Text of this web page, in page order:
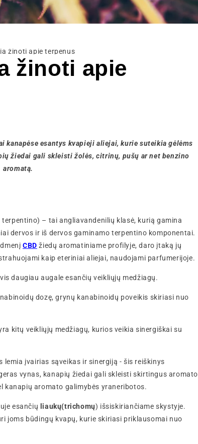
žinoti apie terpenus
žinoti apie
kanapėse esantys kvapieji aliejai, kurie suteikia gėlėms
žiedai gali skleisti žolės, citrinų, pušų ar net benzino
aromatą.
terpentino) – tai angliavandenilių klasė, kurią gamina
dervos ir iš dervos gaminamo terpentino komponentai.
CBD žiedų aromatiniame profilyje, daro įtaką jų
kaip eteriniai aliejai, naudojami parfumerijoje.
daugiau augale esančių veikliųjų medžiagų.
dozę, grynų kanabinoidų poveikis skiriasi nuo
kitų veikliųjų medžiagų, kurios veikia sinergiškai su
įvairias sąveikas ir sinergiją - šis reiškinys
vynas, kanapių žiedai gali skleisti skirtingus aromato
kanapių aromato galimybės yraneribotos.
esančių liaukų(trichomų) išsiskiriančiame skystyje.
joms būdingų kvapų, kurie skiriasi priklausomai nuo